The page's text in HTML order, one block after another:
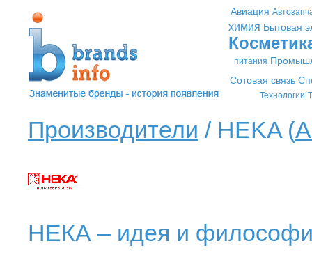
Авиация
химия Бытовая
питания
Сотовая связь
Технологии
Производители / HEKA (
НЕКА – идея и